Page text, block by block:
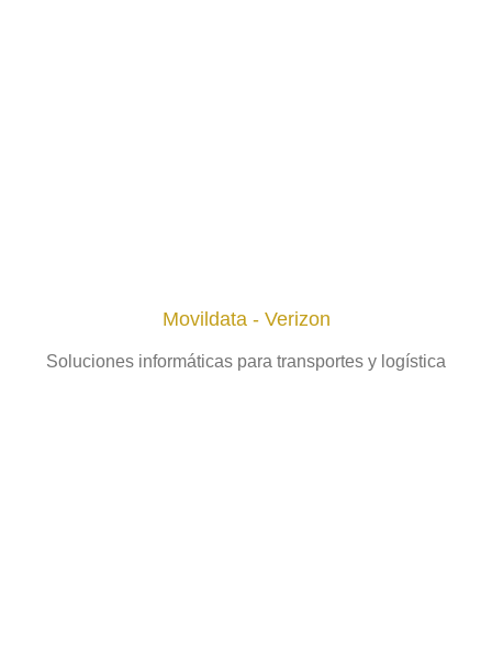
Movildata - Verizon
Soluciones informáticas para transportes y logística